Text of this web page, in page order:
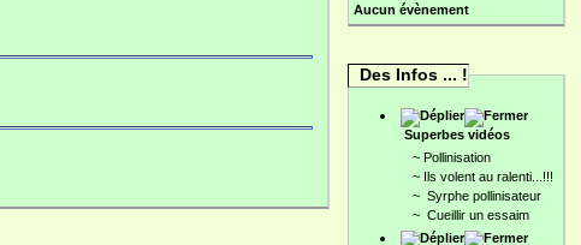
Aucun évènement
Des Infos ... !
Superbes vidéos
~ Pollinisation
~ Ils volent au ralenti...!!!
~ Syrphe pollinisateur
~ Cueillir un essaim